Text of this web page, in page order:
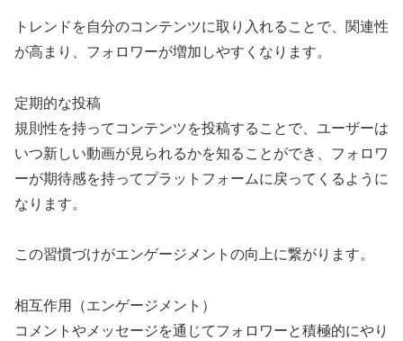
トレンドを自分のコンテンツに取り入れることで、関連性
が高まり、フォロワーが増加しやすくなります。
定期的な投稿
規則性を持ってコンテンツを投稿することで、ユーザーは
いつ新しい動画が見られるかを知ることができ、フォロワ
ーが期待感を持ってプラットフォームに戻ってくるように
なります。
この習慣づけがエンゲージメントの向上に繋がります。
相互作用（エンゲージメント）
コメントやメッセージを通じてフォロワーと積極的にやり